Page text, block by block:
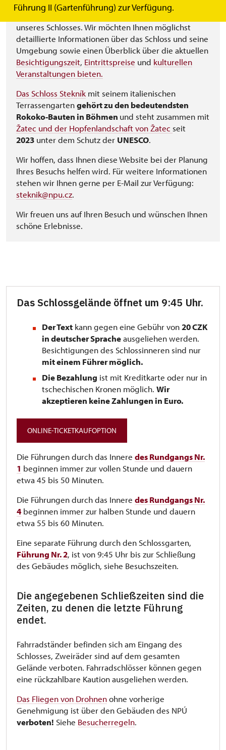
Führung II (Gartenführung) zur Verfügung.
wir heißen Sie herzlich willkommen auf den Seiten
unseres Schlosses. Wir möchten Ihnen möglichst
detaillierte Informationen über das Schloss und seine
Umgebung sowie einen Überblick über die aktuellen
Besichtigungszeit, Eintrittspreise und kulturellen
Veranstaltungen bieten.
Das Schloss Stekník mit seinem italienischen
Terrassengartengehört zu den bedeutendsten
Rokoko-Bauten in Böhmen und steht zusammen mit
Žatec und der Hopfenlandschaft von Žatec seit
2023 unter dem Schutz der UNESCO.
Wir hoffen, dass Ihnen diese Website bei der Planung
Ihres Besuchs helfen wird. Für weitere Informationen
stehen wir Ihnen gerne per E-Mail zur Verfügung:
steknik@npu.cz.
Wir freuen uns auf Ihren Besuch und wünschen Ihnen
schöne Erlebnisse.
Das Schlossgelände öffnet um 9:45 Uhr.
Der Text kann gegen eine Gebühr von20 CZK
in deutscher Spracheausgeliehen werden.
Besichtigungen des Schlossinneren sind nur
mit einem Führer möglich.
Die Bezahlung ist mit Kreditkarte oder nur in
tschechischen Kronen möglich. Wir
akzeptieren keine Zahlungen in Euro.
ONLINE-TICKETKAUFOPTION
Die Führungen durch das Innere des Rundgangs Nr.
1 beginnen immer zur vollen Stunde und dauern
etwa 45 bis 50 Minuten.
Die Führungen durch das Innere des Rundgangs Nr.
4 beginnen immer zur halben Stunde und dauern
etwa 55 bis 60 Minuten.
Eine separate Führung durch den Schlossgarten,
Führung Nr. 2, ist von 9:45 Uhr bis zur Schließung
des Gebäudes möglich, siehe Besuchszeiten.
Die angegebenen Schließzeiten sind die
Zeiten, zu denen die letzte Führung
endet.
Fahrradständer befinden sich am Eingang des
Schlosses, Zweiräder sind auf dem gesamten
Gelände verboten. Fahrradschlösser können gegen
eine rückzahlbare Kaution ausgeliehen werden.
Das Fliegen von Drohnenohne vorherige
Genehmigung ist über den Gebäuden des NPÚ
verboten! Siehe Besucherregeln.